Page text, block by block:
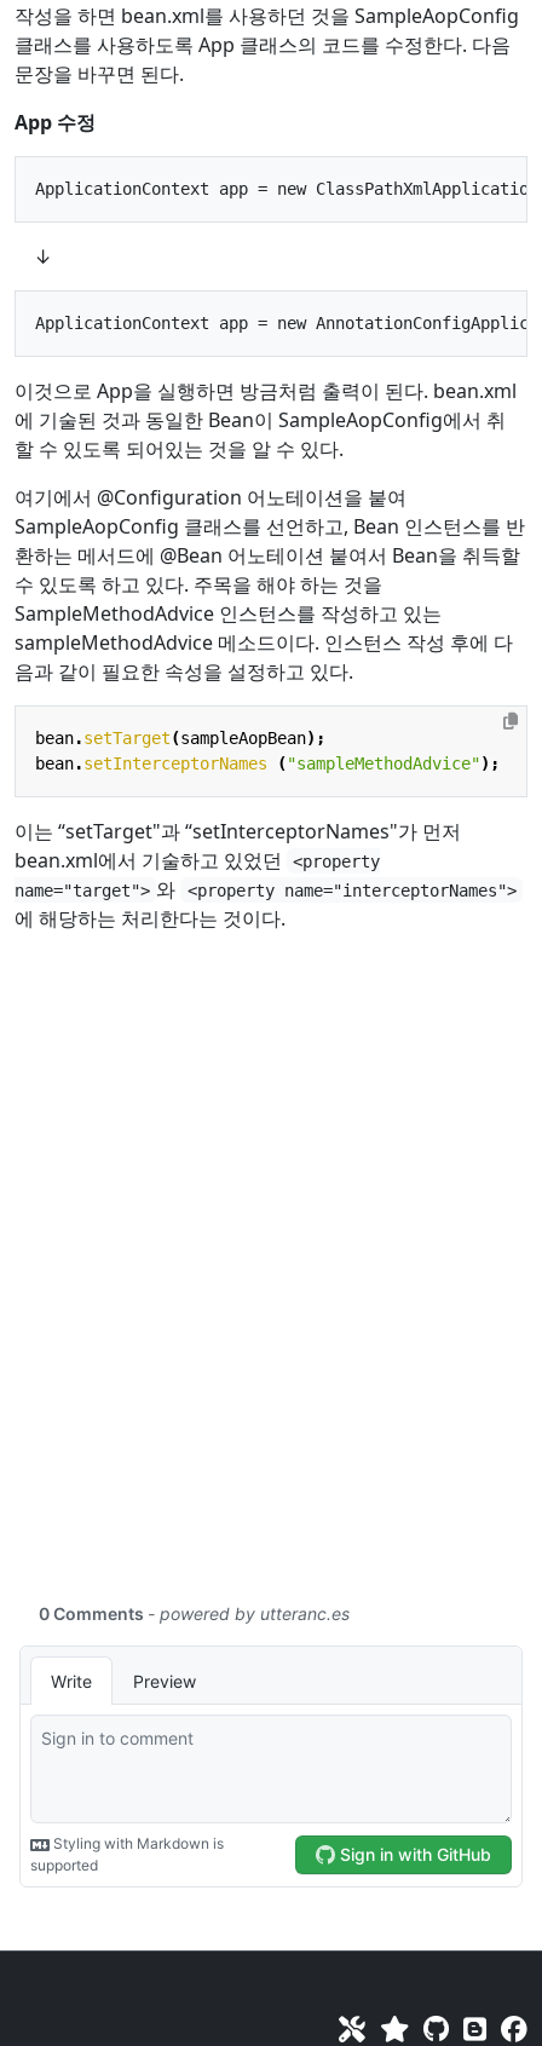
작성을 하면 bean.xml를 사용하던 것을 SampleAopConfig
클래스를 사용하도록 App 클래스의 코드를 수정한다. 다음
문장을 바꾸면 된다.
App 수정
↓
이것으로 App을 실행하면 방금처럼 출력이 된다. bean.xml
에 기술된 것과 동일한 Bean이 SampleAopConfig에서 취
할 수 있도록 되어있는 것을 알 수 있다.
여기에서 @Configuration 어노테이션을 붙여
SampleAopConfig 클래스를 선언하고, Bean 인스턴스를 반
환하는 메서드에 @Bean 어노테이션 붙여서 Bean을 취득할
수 있도록 하고 있다. 주목을 해야 하는 것을
SampleMethodAdvice 인스턴스를 작성하고 있는
sampleMethodAdvice 메소드이다. 인스턴스 작성 후에 다
음과 같이 필요한 속성을 설정하고 있다.
bean.setTarget(sampleAopBean);
bean.setInterceptorNames ("sampleMethodAdvice");
이는 “setTarget"과 “setInterceptorNames"가 먼저
bean.xml에서 기술하고 있었던
<property
name="target"> 와 <property name="interceptorNames">
에 해당하는 처리한다는 것이다.